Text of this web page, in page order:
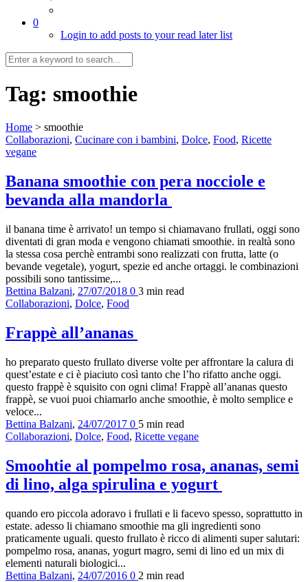
0
Login to add posts to your read later list
Tag: smoothie
Home > smoothie
Collaborazioni, Cucinare con i bambini, Dolce, Food, Ricette
vegane
Banana smoothie con pera nocciole e
bevanda alla mandorla
il banana time è arrivato! un tempo si chiamavano frullati, oggi sono
diventati di gran moda e vengono chiamati smoothie. in realtà sono
la stessa cosa perchè entrambi sono realizzati con frutta, latte (o
bevande vegetale), yogurt, spezie ed anche ortaggi. le combinazioni
possibili sono tantissime,...
Bettina Balzani, 27/07/2018 0 3 min read
Collaborazioni, Dolce, Food
Frappè all’ananas
ho preparato questo frullato diverse volte per affrontare la calura di
quest’estate e ci è piaciuto così tanto che l’ho rifatto anche oggi.
questo frappè è squisito con ogni clima! Frappè all’ananas questo
frappè, se vuoi puoi chiamarlo anche smoothie, è molto semplice e
veloce...
Bettina Balzani, 24/07/2017 0 5 min read
Collaborazioni, Dolce, Food, Ricette vegane
Smoohtie al pompelmo rosa, ananas, semi
di lino, alga spirulina e yogurt
quando ero piccola adoravo i frullati e li facevo spesso, soprattutto in
estate. adesso li chiamano smoothie ma gli ingredienti sono
praticamente uguali. questo frullato è ricco di alimenti super salutari:
pompelmo rosa, ananas, yogurt magro, semi di lino ed un mix di
elementi naturali biologici...
Bettina Balzani, 24/07/2016 0 2 min read